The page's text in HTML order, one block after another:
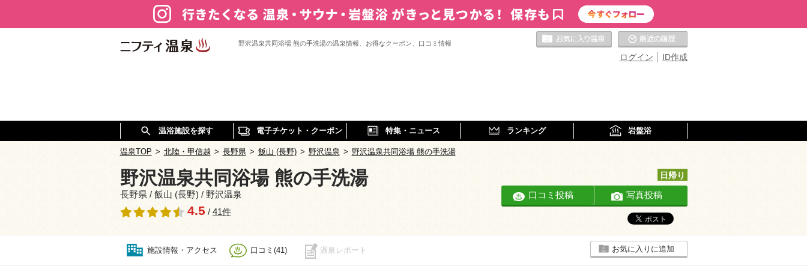
野沢温泉共同浴場 熊の手洗湯の温泉情報、お得なクーポン、口コミ情報
ID作成
ログイン
お気に入りの温泉
温浴施設を探す 電子チケット・クーポン 特集・ニュース ランキング 岩盤浴
温泉TOP > 北陸・甲信越 > 長野県 > 飯山 (長野) > 野沢温泉 > 野沢温泉共同浴場 熊の手洗湯
野沢温泉共同浴場 熊の手洗湯
長野県 / 飯山 (長野) / 野沢温泉
4.5 / 41件
日帰り
口コミ投稿 写真投稿
施設情報・アクセス 口コミ(41) 温泉レポート お気に入りに追加